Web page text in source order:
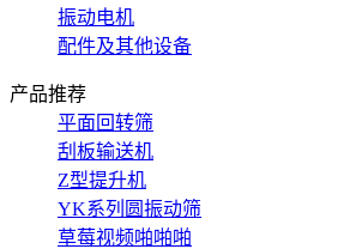
振动电机
配件及其他设备
产品推荐
平面回转筛
刮板输送机
Z型提升机
YK系列圆振动筛
草莓视频啪啪啪